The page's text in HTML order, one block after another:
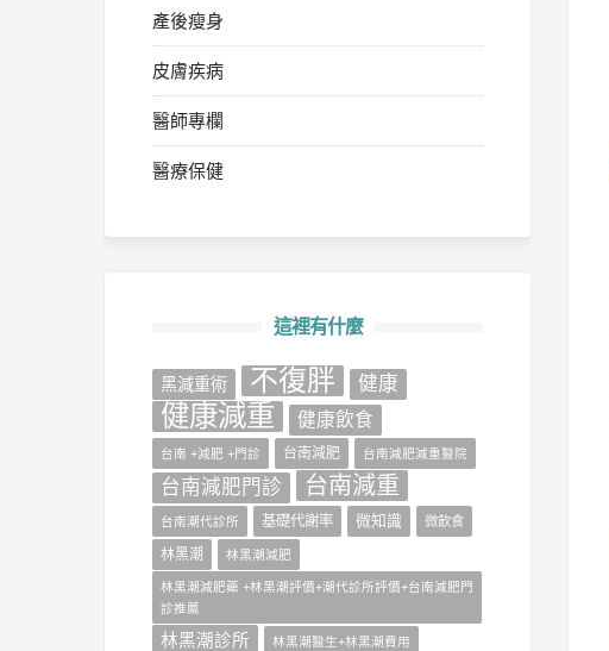
產後瘦身
皮膚疾病
醫師專欄
醫療保健
這裡有什麼
‎黑減重術‬ 不復胖 健康
健康減重 健康飲食
台南 +減肥 +門診 台南減肥 台南減肥減重醫院
台南減肥門診 台南減重
台南潮代診所 基礎代謝率 微知識 微飲食
林黑潮 林黑潮減肥
林黑潮減肥藥 +林黑潮評價+潮代診所評價+台南減肥門
診推薦
林黑潮診所 林黑潮醫生+林黑潮費用